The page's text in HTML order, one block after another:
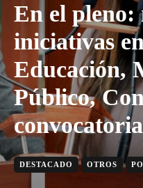
En el pleno:
iniciativas
Educación,
Público,
DESTACADO OTROS